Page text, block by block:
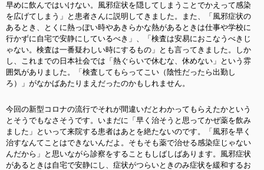
早めに飲んではいけない。風邪症状を隠してしまうことでかえって感染
を広げてしまう」と患者さんに説明してきました。また、「風邪症状の
あるとき、とくに熱っぽい時やあきらかな熱があるときは仕事や学校に
行かずに自宅で安静にしているべき」、「検査は安易におこなうべきじ
ゃない。検査は一番疑わしい時にするもの」とも言ってきました。しか
し、これまでの日本社会では「熱ぐらいで休むな、休めない」という雰
囲気がありました。「検査してもらってこい（陰性だったら出勤し
ろ）」がなかばあたりまえだったのかもしれません。
今回の新型コロナの流行でそれが間違いだとわかってもらえたかという
とそうでもなさそうです。いまだに「早く治そうと思ってかぜ薬を飲み
ました」といって来院する患者はあとを絶たないのです。「風邪を早く
治すなんてことはできないんだよ。そもそも薬で治せる感染症じゃない
んだから」と思いながら診察をすることもしばしばあります。風邪症状
があるときは自宅で安静にし、症状がつらいときのみ症状を緩和するお